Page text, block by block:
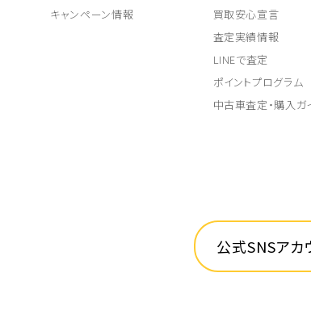
キャンペーン情報
買取安心宣言
査定実績情報
LINEで査定
ポイントプログラム
中古車査定・購入ガ
公式SNSアカ